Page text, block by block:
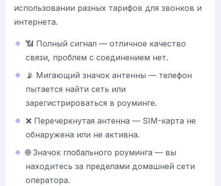
использовании разных тарифов для звонков и
интернета.
📶 Полный сигнал — отличное качество
связи, проблем с соединением нет.
📡 Мигающий значок антенны — телефон
пытается найти сеть или
зарегистрироваться в роуминге.
❌ Перечеркнутая антенна — SIM-карта не
обнаружена или не активна.
🌐 Значок глобального роуминга — вы
находитесь за пределами домашней сети
оператора.